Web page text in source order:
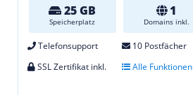
25 GB
Speicherplatz
1
Domains inkl.
Telefonsupport 10 Postfächer
SSL Zertifikat inkl.
Alle Funktionen